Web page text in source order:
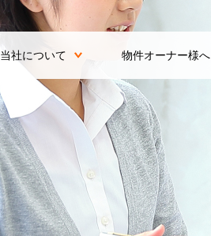
当社について 物件オーナー様へ